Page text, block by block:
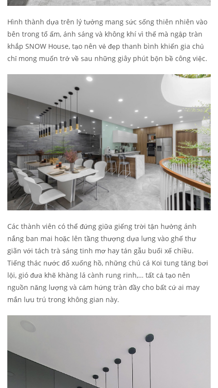
Hình thành dựa trên lý tưởng mang sức sống thiên nhiên vào
bên trong tổ ấm, ánh sáng và không khí vì thế mà ngập tràn
khắp SNOW House, tạo nên vẻ đẹp thanh bình khiến gia chủ
chỉ mong muốn trở về sau những giây phút bộn bề công việc.
Các thành viên có thể đứng giữa giếng trời tận hưởng ánh
nắng ban mai hoặc lên tầng thượng dựa lưng vào ghế thư
giãn với tách trà sáng tinh mơ hay tán gẫu buổi xế chiều.
Tiếng thác nước đổ xuống hồ, những chú cá Koi tung tăng bơi
lội, gió đưa khẽ khàng lá cành rung rinh,… tất cả tạo nên
nguồn năng lượng và cảm hứng tràn đầy cho bất cứ ai may
mắn lưu trú trong không gian này.